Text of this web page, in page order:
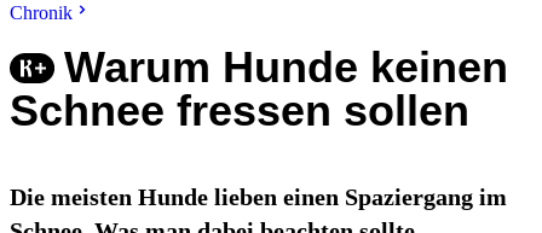
Chronik
Warum Hunde keinen
Schnee fressen sollen
Die meisten Hunde lieben einen Spaziergang im